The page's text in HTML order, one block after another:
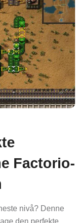
Factorio-
nivå? Denne
den perfekte